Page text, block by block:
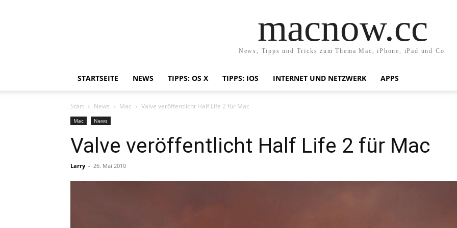
macnow.cc
News, Tipps und Tricks zum Thema Mac, iPhone, iPad und Co.
STARTSEITE NEWS TIPPS: OS X TIPPS: IOS INTERNET UND NETZWERK APPS
Start News Mac Valve veröffentlicht Half Life 2 für Mac
Mac News
Valve veröffentlicht Half Life 2 für Mac
Larry - 26. Mai 2010